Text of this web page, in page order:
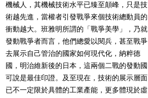
機械人，其機械技術水平已臻至顛峰，只是技
術越先進，當權者引發戰爭來個技術總動員的
衝動越大。班雅明所謂的「戰爭美學」，乃就
發動戰爭者而言，他們總愛以閱兵，甚至戰爭
去展示自己管治的國家如何現代化，納粹德
國，明治維新後的日本，這兩個二戰的發動國
可說是最佳印證。及至現在，技術的展示層面
已不一定限於具體的工業產能，更多體現於虛